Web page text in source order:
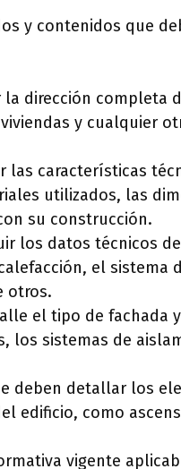
y contenidos que
la dirección completa
y cualquier
las características
utilizados, las
su construcción.
los datos técnicos
el sistema
otros.
el tipo de fachada
los sistemas de
deben detallar los
edificio, como
vigente